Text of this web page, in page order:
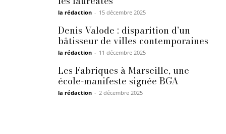
la rédaction - 15 décembre 2025
Denis Valode : disparition d’un
bâtisseur de villes contemporaines
la rédaction - 11 décembre 2025
Les Fabriques à Marseille, une
école-manifeste signée BGA
la rédaction - 2 décembre 2025